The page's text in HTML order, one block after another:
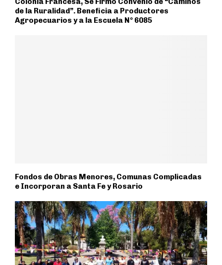
de la Ruralidad”. Beneficia a Productores
Agropecuarios y a la Escuela Nº 6085
Fondos de Obras Menores, Comunas Complicadas
e Incorporan a Santa Fe y Rosario